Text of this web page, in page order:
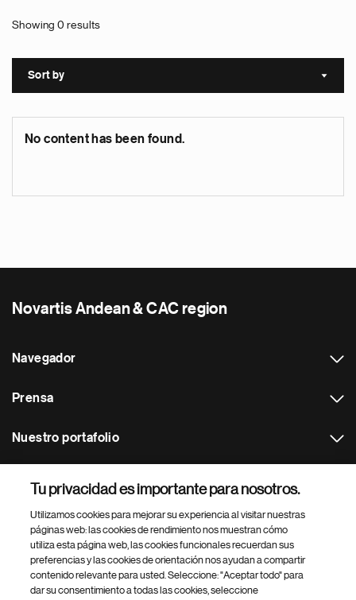
Showing 0 results
Sort by Sort
No content has been found.
Novartis Andean & CAC region
Navegador
Prensa
Nuestro portafolio
Footer Site Search
Tu privacidad es importante para nosotros.
Utilizamos cookies para mejorar su experiencia al visitar nuestras
páginas web: las cookies de rendimiento nos muestran cómo
utiliza esta página web, las cookies funcionales recuerdan sus
preferencias y las cookies de orientación nos ayudan a compartir
contenido relevante para usted. Seleccione: "Aceptar todo" para
dar su consentimiento a todas las cookies, seleccione